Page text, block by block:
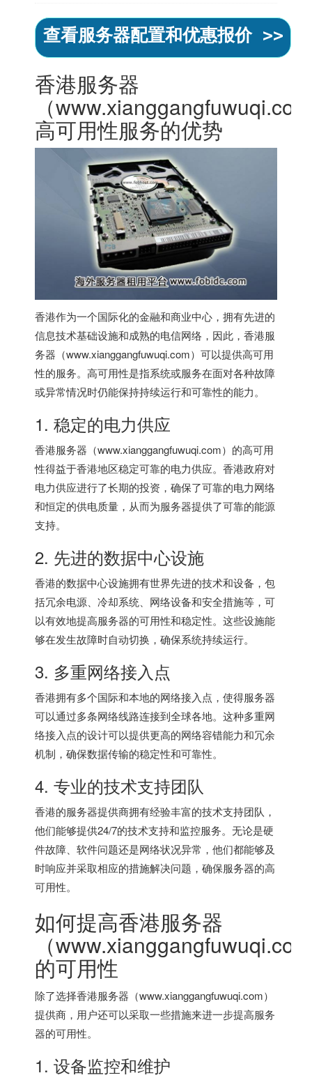
查看服务器配置和优惠报价 >>
香港服务器
（
高可用性服务的优势
香港作为一个国际化的金融和商业中心，拥有先进的
信息技术基础设施和成熟的电信网络，因此， 香港服
务器 （www.xianggangfuwuqi.com）可以提供高可用
性的服务。高可用性是指系统或服务在面对各种故障
或异常情况时仍能保持持续运行和可靠性的能力。
1. 稳定的电力供应
香港服务器 （www.xianggangfuwuqi.com）的高可用
性得益于香港地区稳定可靠的电力供应。香港政府对
电力供应进行了长期的投资，确保了可靠的电力网络
和恒定的供电质量，从而为服务器提供了可靠的能源
支持。
2. 先进的数据中心设施
香港的数据中心设施拥有世界先进的技术和设备，包
括冗余电源、冷却系统、网络设备和安全措施等，可
以有效地提高服务器的可用性和稳定性。这些设施能
够在发生故障时自动切换，确保系统持续运行。
3. 多重网络接入点
香港拥有多个国际和本地的网络接入点，使得服务器
可以通过多条网络线路连接到全球各地。这种多重网
络接入点的设计可以提供更高的网络容错能力和冗余
机制，确保数据传输的稳定性和可靠性。
4. 专业的技术支持团队
香港的服务器提供商拥有经验丰富的技术支持团队，
他们能够提供24/7的技术支持和监控服务。无论是硬
件故障、软件问题还是网络状况异常，他们都能够及
时响应并采取相应的措施解决问题，确保服务器的高
可用性。
如何提高香港服务器
（
的可用性
除了选择香港服务器 （www.xianggangfuwuqi.com）
提供商，用户还可以采取一些措施来进一步提高服务
器的可用性。
1. 设备监控和维护